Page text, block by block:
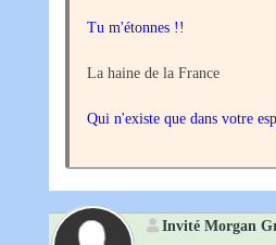
Tu m'étonnes !!
La haine de la France
Qui n'existe que dans votre
Invité Morgan